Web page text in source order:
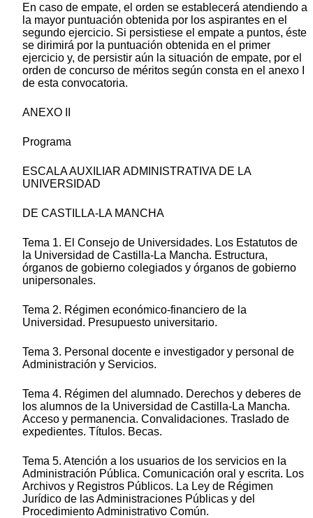
En caso de empate, el orden se establecerá atendiendo a
la mayor puntuación obtenida por los aspirantes en el
segundo ejercicio. Si persistiese el empate a puntos, éste
se dirimirá por la puntuación obtenida en el primer
ejercicio y, de persistir aún la situación de empate, por el
orden de concurso de méritos según consta en el anexo I
de esta convocatoria.
ANEXO II
Programa
ESCALA AUXILIAR ADMINISTRATIVA DE LA
UNIVERSIDAD
DE CASTILLA-LA MANCHA
Tema 1. El Consejo de Universidades. Los Estatutos de
la Universidad de Castilla-La Mancha. Estructura,
órganos de gobierno colegiados y órganos de gobierno
unipersonales.
Tema 2. Régimen económico-financiero de la
Universidad. Presupuesto universitario.
Tema 3. Personal docente e investigador y personal de
Administración y Servicios.
Tema 4. Régimen del alumnado. Derechos y deberes de
los alumnos de la Universidad de Castilla-La Mancha.
Acceso y permanencia. Convalidaciones. Traslado de
expedientes. Títulos. Becas.
Tema 5. Atención a los usuarios de los servicios en la
Administración Pública. Comunicación oral y escrita. Los
Archivos y Registros Públicos. La Ley de Régimen
Jurídico de las Administraciones Públicas y del
Procedimiento Administrativo Común.